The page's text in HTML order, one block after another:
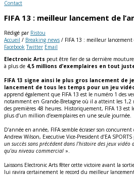
Contact
FIFA 13 : meilleur lancement de
Rédigé par Ristou
Accueil / Breaking news / FIFA 13 : meilleur lancement
Facebook Twitter Email
Electronic Arts peut être fier de sa dernière mouture
à plus de 4,5 millions d’exemplaires en tout
FIFA 13 signe ainsi le plus gros lancement de
lancement de tous les temps pour un jeu
apprend également que FIFA 13 est le numéro 1 des
notamment en Grande-Bretagne où il a atteint les 1,2
des premières 48 heures. Historiquement, FIFA 13 est
plus d’un million d’exemplaires en une seule journée.
D’année en année, FIFA semble écraser son
Andrew Wilson, Executive Vice-President d’EA
un succès sans précédent dans l’histoire des jeux
qu’au niveau commercial ».
Laissons Electronic Arts fêter cette victoire avant la
lui ravira certainement le record du meilleur